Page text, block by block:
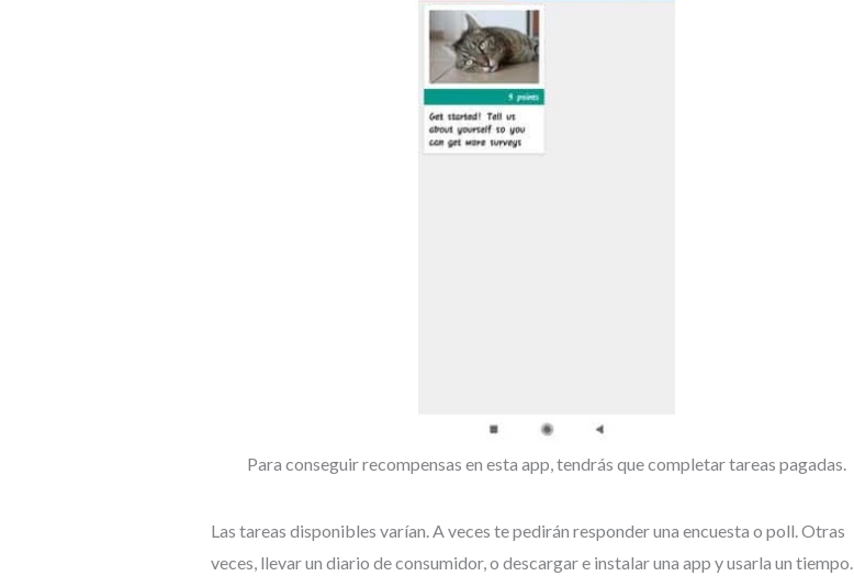
Para conseguir recompensas en esta app, tendrás que completar tareas pagadas.
Las tareas disponibles varían. A veces te pedirán responder una encuesta o poll. Otras
veces, llevar un diario de consumidor, o descargar e instalar una app y usarla un tiempo.